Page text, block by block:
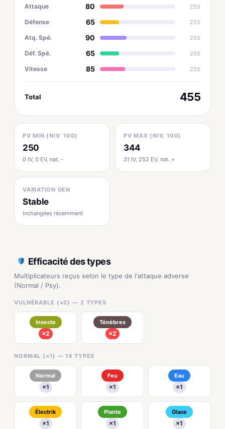
Attaque 80 255
Défense 65 255
Atq. Spé. 90 255
Déf. Spé. 65 255
Vitesse 85 255
Total 455
PV MIN (NIV. 100)
250
0 IV, 0 EV, nat. -
PV MAX (NIV. 100)
344
31 IV, 252 EV, nat. +
VARIATION GEN
Stable
Inchangées récemment
Efficacité des types
Multiplicateurs reçus selon le type de l'attaque adverse
(Normal / Psy).
VULNÉRABLE (×2) — 2 TYPES
Insecte
×2
Ténèbres
×2
NORMAL (×1) — 14 TYPES
Normal
×1
Feu
×1
Eau
×1
Électrik
×1
Plante
×1
Glace
×1